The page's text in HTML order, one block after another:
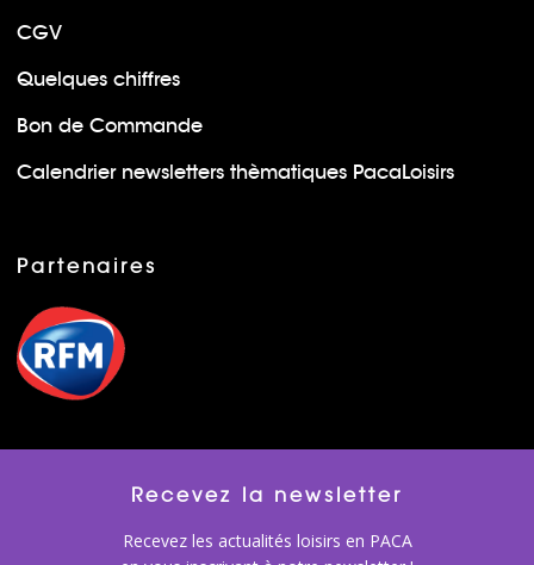
CGV
Quelques chiffres
Bon de Commande
Calendrier newsletters thèmatiques PacaLoisirs
Partenaires
Recevez la newsletter
Recevez les actualités loisirs en PACA